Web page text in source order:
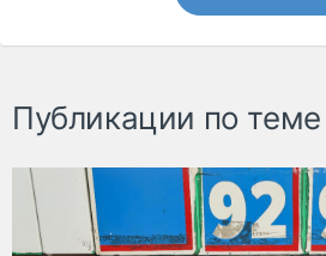
Публикации по теме